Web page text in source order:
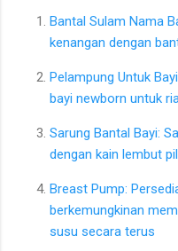
Bantal Sulam Nama
kenangan dengan
Pelampung Untuk
bayi newborn untuk
Sarung Bantal Bayi:
dengan kain lembut
Breast Pump:
berkemungkinan
susu secara terus